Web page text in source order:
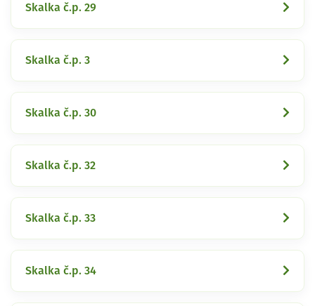
Skalka č.p. 29
Skalka č.p. 3
Skalka č.p. 30
Skalka č.p. 32
Skalka č.p. 33
Skalka č.p. 34